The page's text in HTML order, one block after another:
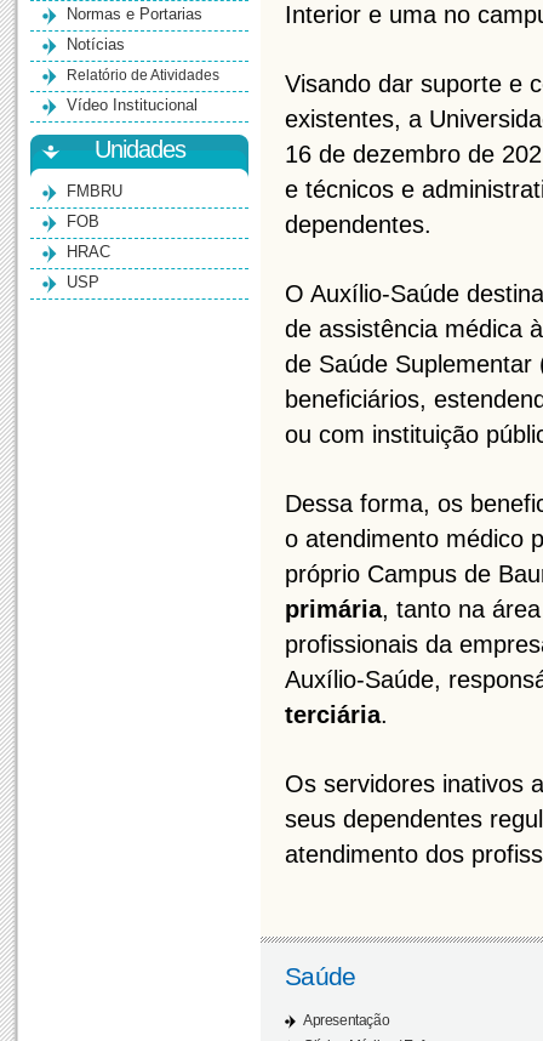
Normas e Portarias
Notícias
Relatório de Atividades
Vídeo Institucional
Unidades
FMBRU
FOB
HRAC
USP
Interior e uma no
Visando dar suporte e
existentes, a
16 de dezembro de
e técnicos e
dependentes.
O Auxílio-Saúde
de assistência médica
de Saúde Suplementar
beneficiários,
ou com instituição
Dessa forma, os
o atendimento médico
próprio Campus de
primária, tanto na
profissionais da
Auxílio-Saúde,
terciária.
Os servidores inativos
seus dependentes
atendimento dos
Saúde
Apresentação